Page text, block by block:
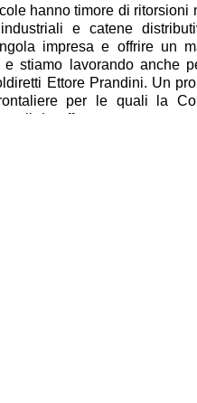
hanno timore di
e catene
impresa e offrire un
stiamo lavorando anche
Ettore Prandini. Un
per le quali la
da affrontare per una